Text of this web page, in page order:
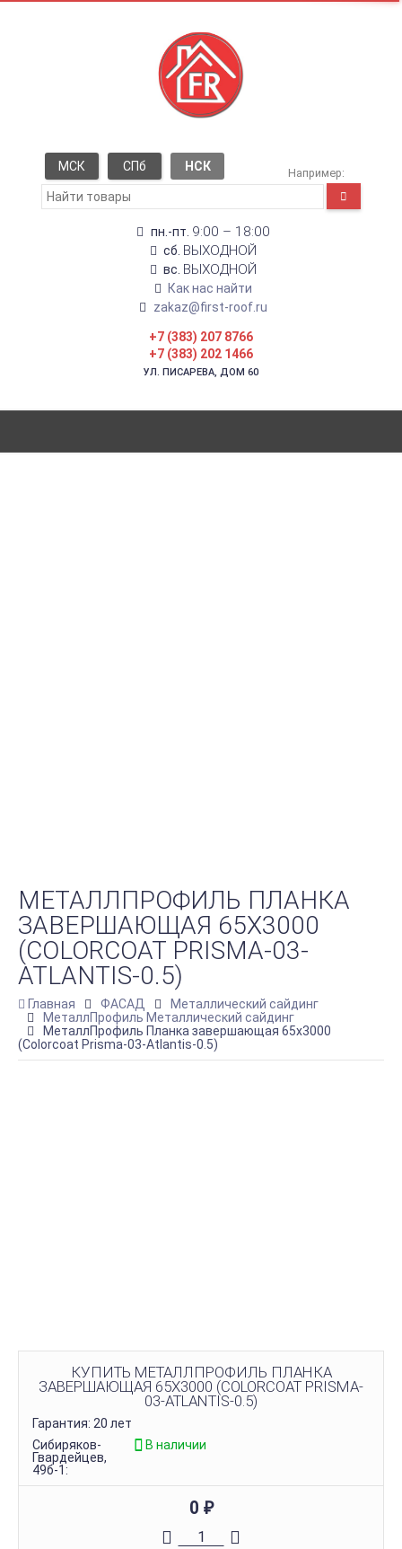
МСК СПб НСК Например:
пн.-пт. 9:00 – 18:00
сб. ВЫХОДНОЙ
вс. ВЫХОДНОЙ
Как нас найти
zakaz@first-roof.ru
+7 (383) 207 8766
+7 (383) 202 1466
УЛ. ПИСАРЕВА, ДОМ 60
МЕТАЛЛПРОФИЛЬ ПЛАНКА
ЗАВЕРШАЮЩАЯ 65Х3000
(COLORCOAT PRISMA-03-
ATLANTIS-0.5)
Главная ФАСАД
Металлический сайдинг
МеталлПрофиль Металлический сайдинг
МеталлПрофиль Планка завершающая 65х3000
(Colorcoat Prisma-03-Atlantis-0.5)
КУПИТЬ МЕТАЛЛПРОФИЛЬ ПЛАНКА
ЗАВЕРШАЮЩАЯ 65Х3000 (COLORCOAT PRISMA-
03-ATLANTIS-0.5)
Гарантия: 20 лет
Сибиряков-
Гвардейцев,
49б-1:
В наличии
0 ₽